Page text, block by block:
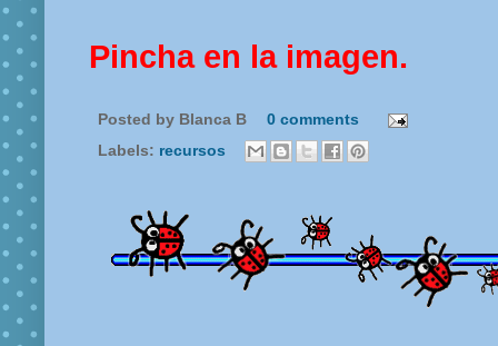
Pincha en la imagen.
Posted by Blanca B
0 comments
Labels: recursos